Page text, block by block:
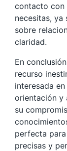
contacto con
necesitas, ya
sobre
claridad.
En
recurso
interesada
orientación y
su
perfecta
precisas y